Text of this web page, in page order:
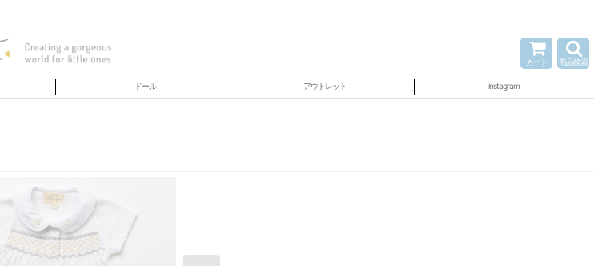
カート 商品検索
ドール アウトレット instagram